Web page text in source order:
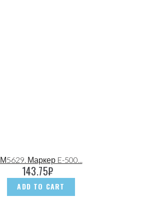
М5629. Маркер E-500...
143.75₽
ADD TO CART